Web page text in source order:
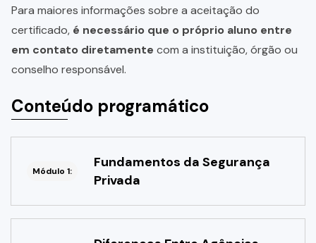
Para maiores informações sobre a aceitação do
certificado, é necessário que o próprio aluno entre
em contato diretamente com a instituição, órgão ou
conselho responsável.
Conteúdo programático
Módulo 1:
Fundamentos da Segurança
Privada